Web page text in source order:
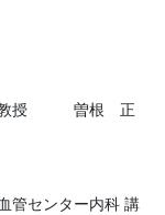
任教授 曽根 正
管センター内科 講